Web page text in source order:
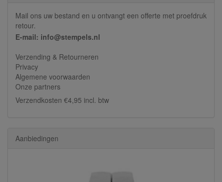
Mail ons uw bestand en u ontvangt een offerte met proefdruk
retour.
E-mail: info@stempels.nl
Verzending & Retourneren
Privacy
Algemene voorwaarden
Onze partners
Verzendkosten €4,95 incl. btw
Aanbiedingen